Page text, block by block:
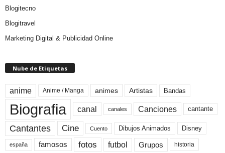
Blogitecno
Blogitravel
Marketing Digital & Publicidad Online
Nube de Etiquetas
anime Anime / Manga animes Artistas Bandas
Biografia canal canales Canciones cantante
Cantantes Cine Cuento Dibujos Animados Disney
españa famosos fotos futbol Grupos historia